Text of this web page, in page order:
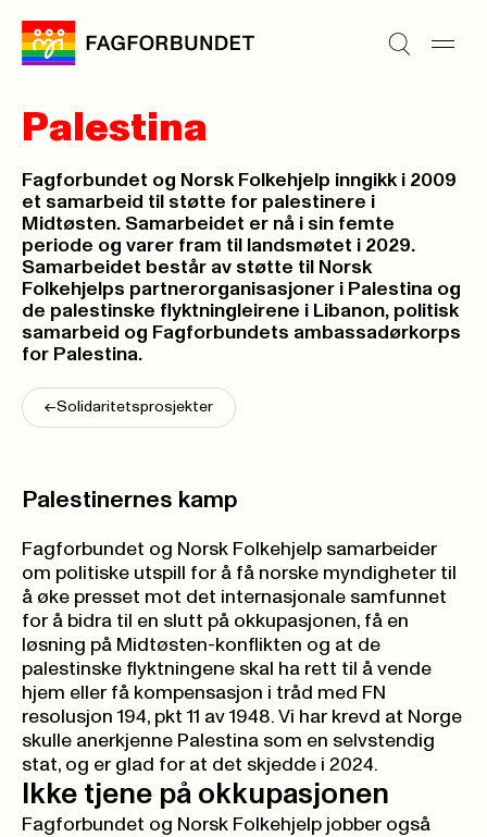
Palestina
Fagforbundet og Norsk Folkehjelp inngikk i 2009
et samarbeid til støtte for palestinere i
Midtøsten. Samarbeidet er nå i sin femte
periode og varer fram til landsmøtet i 2029.
Samarbeidet består av støtte til Norsk
Folkehjelps partnerorganisasjoner i Palestina og
de palestinske flyktningleirene i Libanon, politisk
samarbeid og Fagforbundets ambassadørkorps
for Palestina.
<-Solidaritetsprosjekter
Palestinernes kamp
Fagforbundet og Norsk Folkehjelp samarbeider
om politiske utspill for å få norske myndigheter til
å øke presset mot det internasjonale samfunnet
for å bidra til en slutt på okkupasjonen, få en
løsning på Midtøsten-konflikten og at de
palestinske flyktningene skal ha rett til å vende
hjem eller få kompensasjon i tråd med FN
resolusjon 194, pkt 11 av 1948. Vi har krevd at Norge
skulle anerkjenne Palestina som en selvstendig
stat, og er glad for at det skjedde i 2024.
Ikke tjene på okkupasjonen
Fagforbundet og Norsk Folkehjelp jobber også